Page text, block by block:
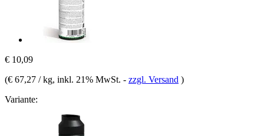
€ 10,09
(€ 67,27 / kg, inkl. 21% MwSt. - zzgl. Versand )
Variante: